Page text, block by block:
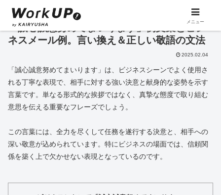
「誠心誠意努めてまいります」例文集とビジ
ネスメール例。言い換え＆正しい敬語の文法
2025.02.04
「誠心誠意努めてまいります」は、ビジネスシーンでよく使用さ
れる丁寧な表現で、相手に対する強い決意と献身的な姿勢を示す
言葉です。単なる形式的な挨拶ではなく、真摯な態度で取り組む
意思を伝える重要なフレーズでしょう。
この言葉には、全力を尽くして任務を遂行する決意と、相手への
深い敬意が込められています。特にビジネスの場面では、信頼関
係を築く上で欠かせない表現となっているのです。
メニュー